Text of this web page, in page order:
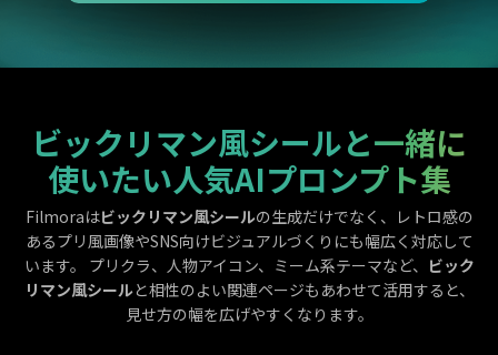
ビックリマン風シールと一緒に
使いたい人気AIプロンプト集
Filmoraはビックリマン風シールの生成だけでなく、レトロ感の
あるプリ風画像やSNS向けビジュアルづくりにも幅広く対応して
います。 プリクラ、人物アイコン、ミーム系テーマなど、 ビック
リマン風シールと相性のよい関連ページもあわせて活用すると、
見せ方の幅を広げやすくなります。